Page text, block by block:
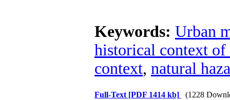
Keywords: Urban
historical context of
context, natural
Full-Text [PDF 1414 kb] (1228